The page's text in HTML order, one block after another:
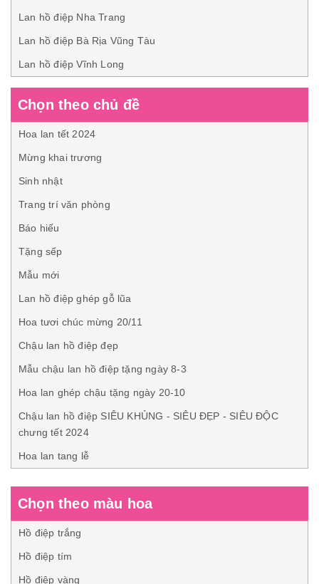
Lan hồ điệp Nha Trang
Lan hồ điệp Bà Rịa Vũng Tàu
Lan hồ điệp Vĩnh Long
Chọn theo chủ đề
Hoa lan tết 2024
Mừng khai trương
Sinh nhật
Trang trí văn phòng
Báo hiếu
Tặng sếp
Mẫu mới
Lan hồ điệp ghép gỗ lũa
Hoa tươi chúc mừng 20/11
Chậu lan hồ điệp đẹp
Mẫu chậu lan hồ điệp tặng ngày 8-3
Hoa lan ghép chậu tặng ngày 20-10
Chậu lan hồ điệp SIÊU KHỦNG - SIÊU ĐẸP - SIÊU ĐỘC
chưng tết 2024
Hoa lan tang lễ
Chọn theo màu hoa
Hồ điệp trắng
Hồ điệp tím
Hồ điệp vàng